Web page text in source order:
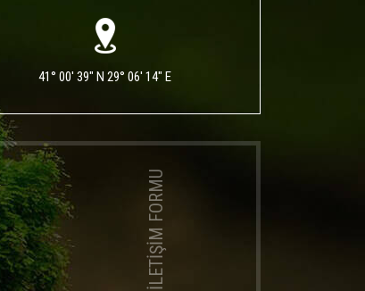
41° 00' 39" N 29° 06' 14" E
İLETİŞİM FORMU